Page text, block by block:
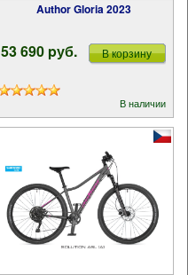
Author Gloria 2023
53 690 pуб. В корзину
В наличии